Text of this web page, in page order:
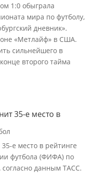
1:0 обыграла
мира по футболу,
дневник».
«Метлайф» в США.
сильнейшего в
второго тайма
35-е место в
е место в рейтинге
футбола (ФИФА) по
данным ТАСС.